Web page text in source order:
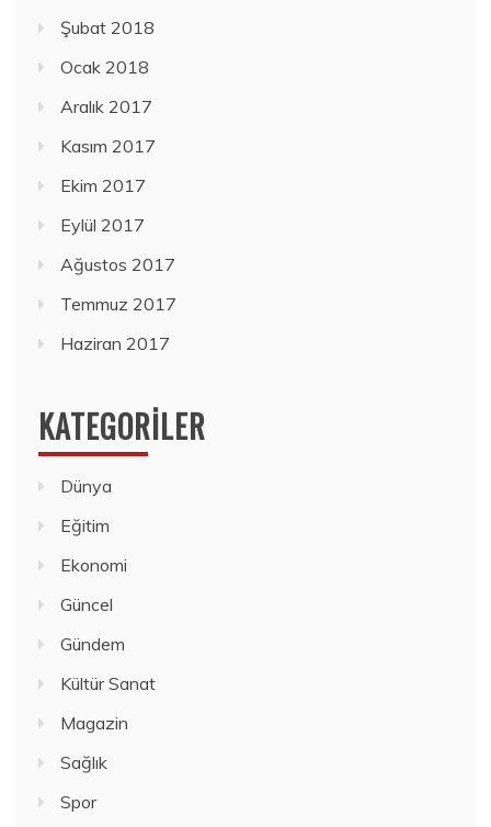
Şubat 2018
Ocak 2018
Aralık 2017
Kasım 2017
Ekim 2017
Eylül 2017
Ağustos 2017
Temmuz 2017
Haziran 2017
KATEGORILER
Dünya
Eğitim
Ekonomi
Güncel
Gündem
Kültür Sanat
Magazin
Sağlık
Spor